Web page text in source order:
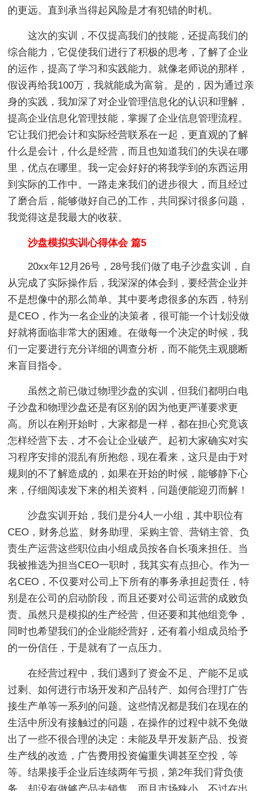
的更远。直到承当得起风险是才有犯错的时机。
这次的实训，不仅提高我们的技能，还提高我们的
综合能力，它促使我们进行了积极的思考，了解了企业
的运作，提高了学习和实践能力。就像老师说的那样，
假设再给我100万，我就能成为富翁。是的，因为通过亲
身的实践，我加深了对企业管理信息化的认识和理解，
提高企业信息化管理技能，掌握了企业信息管理流程。
它让我们把会计和实际经营联系在一起，更直观的了解
什么是会计，什么是经营，而且也知道我们的失误在哪
里，优点在哪里。我一定会好好的将我学到的东西运用
到实际的工作中。一路走来我们的进步很大，而且经过
了磨合后，能够做好自己的工作，共同探讨很多问题，
我觉得这是我最大的收获。
沙盘模拟实训心得体会 篇5
20xx年12月26号，28号我们做了电子沙盘实训，自
从完成了实际操作后，我深深的体会到，要经营企业并
不是想像中的那么简单。其中要考虑很多的东西，特别
是CEO，作为一名企业的决策者，很可能一个计划没做
好就将面临非常大的困难。在做每一个决定的时候，我
们一定要进行充分详细的调查分析，而不能凭主观臆断
来盲目指令。
虽然之前已做过物理沙盘的实训，但我们都明白电
子沙盘和物理沙盘还是有区别的因为他更严谨要求更
高。所以在刚开始时，大家都是一样，都在担心究竟该
怎样经营下去，才不会让企业破产。起初大家确实对实
习程序安排的混乱有所抱怨，现在看来，这只是由于对
规则的不了解造成的，如果在开始的时候，能够静下心
来，仔细阅读发下来的相关资料，问题便能迎刃而解！
沙盘实训开始，我们是分4人一小组，其中职位有
CEO，财务总监、财务助理、采购主管、营销主管、负
责生产运营这些职位由小组成员按各自长项来担任。当
我被推选为担当CEO一职时，我其实有点担心。作为一
名CEO，不仅要对公司上下所有的事务承担起责任，特
别是在公司的启动阶段，而且还要对公司运营的成败负
责。虽然只是模拟的生产经营，但还要和其他组竞争，
同时也希望我们的企业能经营好，还有着小组成员给予
的一份信任，于是就有了一点压力。
在经营过程中，我们遇到了资金不足、产能不足或
过剩、如何进行市场开发和产品转产、如何合理打广告
接生产单等一系列的问题。这些情况都是我们在现在的
生活中所没有接触过的问题，在操作的过程中就不免做
出了一些不很合理的决定：未能及早开发新产品、投资
生产线的改造，广告费用投资偏重失调甚至空投，等
等。结果接手企业后连续两年亏损，第2年我们背负债